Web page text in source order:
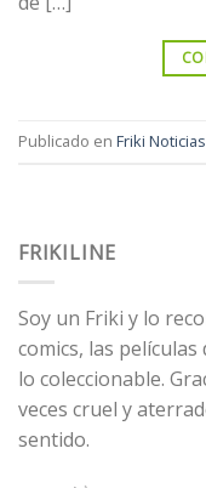
Publicado en Friki Noticias
FRIKILINE
Soy un Friki y lo
comics, las
lo coleccionable.
veces cruel y
sentido.